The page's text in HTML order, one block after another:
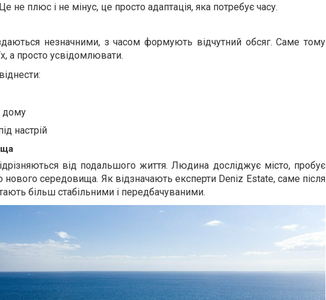
не плюс і не мінус, це просто адаптація, яка потребує часу.
незначними, з часом формують відчутний обсяг. Саме тому
а просто усвідомлювати.
дому
настрій
від подальшого життя. Людина досліджує місто, пробує
нового середовища. Як відзначають експерти Deniz Estate, саме після
більш стабільними і передбачуваними.